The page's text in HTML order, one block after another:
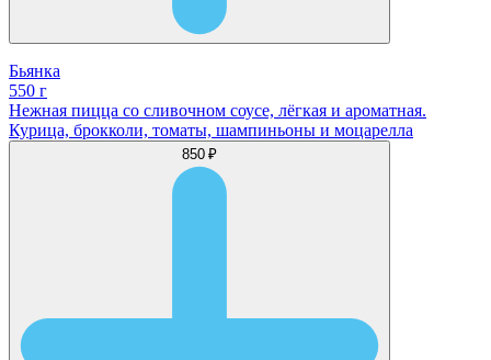
Бьянка
550 г
Нежная пицца со сливочном соусе, лёгкая и ароматная.
Курица, брокколи, томаты, шампиньоны и моцарелла
850 ₽